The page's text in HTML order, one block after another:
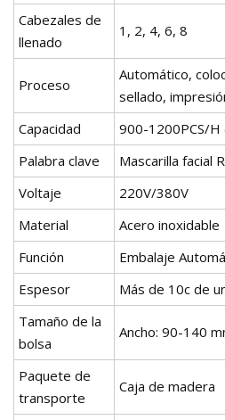
Cabezales de
llenado
1, 2, 4, 6, 8
Proceso
Automático,
sellado,
Capacidad
900-1200PCS/H
Palabra clave
Mascarilla facial
Voltaje
220V/380V
Material
Acero inoxidable
Función
Embalaje
Espesor
Más de 10c de
Tamaño de la
bolsa
Ancho: 90-140
Paquete de
transporte
Caja de madera